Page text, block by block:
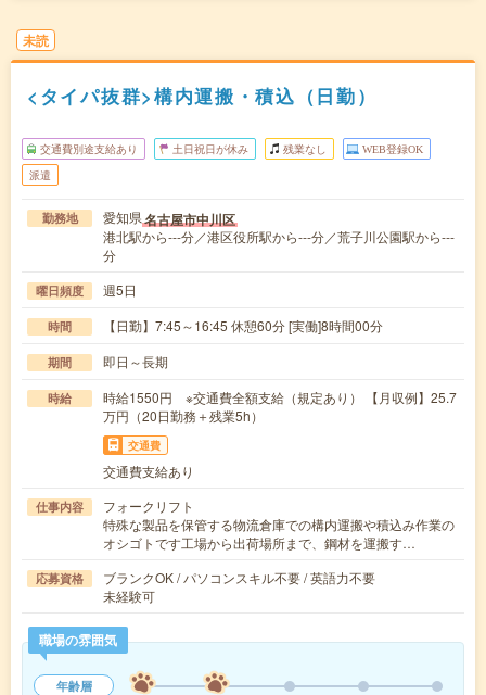
未読
<タイパ抜群>構内運搬・積込（日勤）
交通費別途支給あり 土日祝日が休み 残業なし WEB登録OK
派遣
勤務地 愛知県名古屋市中川区
港北駅から---分／港区役所駅から---分／荒子川公園駅から---
分
曜日頻度 週5日
時間 【日勤】7:45～16:45 休憩60分 [実働]8時間00分
期間 即日～長期
時給
時給1550円 ※交通費全額支給（規定あり） 【月収例】25.7
万円（20日勤務＋残業5h）
交通費
交通費支給あり
仕事内容
フォークリフト
特殊な製品を保管する物流倉庫での構内運搬や積込み作業の
オシゴトです工場から出荷場所まで、鋼材を運搬す…
応募資格
ブランクOK / パソコンスキル不要 / 英語力不要
未経験可
職場の雰囲気
年齢層